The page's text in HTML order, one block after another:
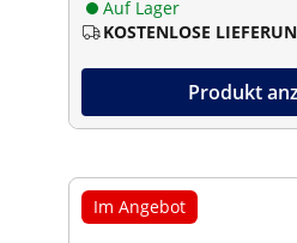
Auf Lager
KOSTENLOSE
Produkt
Im Angebot